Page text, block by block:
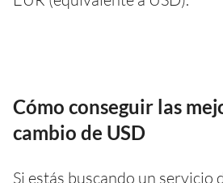
Cómo conseguir las
cambio de USD
Si estás buscando un servicio